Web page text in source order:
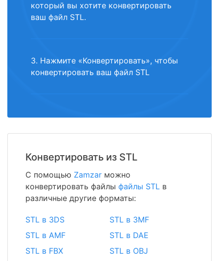
который вы хотите конвертировать
ваш файл STL.
3. Нажмите «Конвертировать», чтобы
конвертировать ваш файл STL
Конвертировать из STL
С помощью Zamzar можно
конвертировать файлы файлы STL в
различные другие форматы:
STL в 3DS
STL в 3MF
STL в AMF
STL в DAE
STL в FBX
STL в OBJ